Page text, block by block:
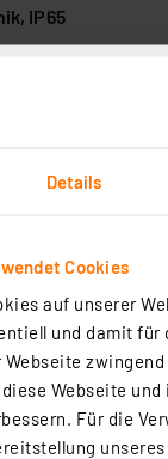
Details
Cookies
auf unserer
und damit für
zwingend
Webseite und
Für die
IP65